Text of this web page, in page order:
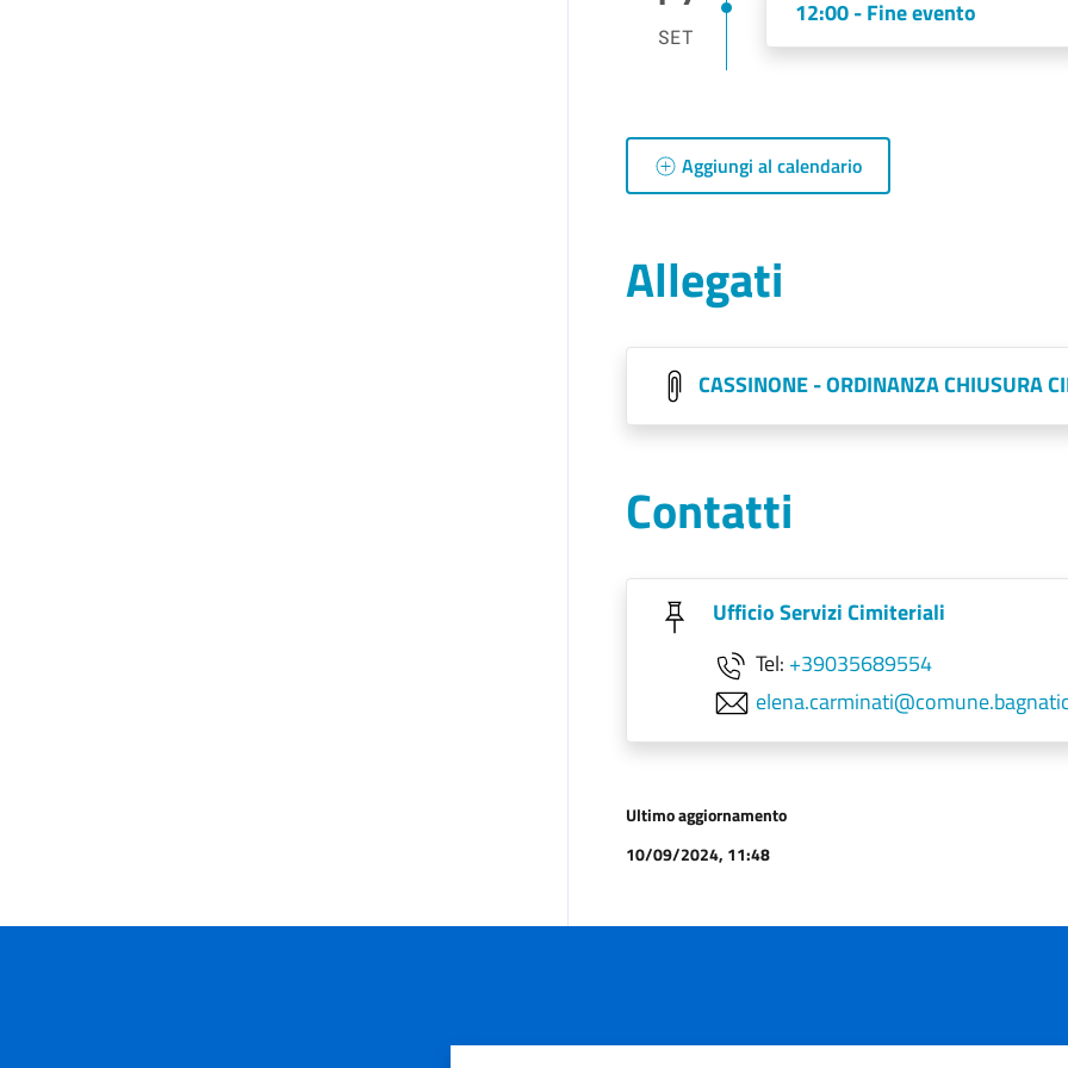
SET
12:00 - Fine evento
Aggiungi al calendario
Allegati
CASSINONE - ORDINANZA CHIUSURA
Contatti
Ufficio Servizi Cimiteriali
Tel: +39035689554
Ultimo aggiornamento
10/09/2024, 11:48